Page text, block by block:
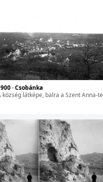
1900 · Csobánka
a község látképe, balra a Szent Anna-templom, jobbra a szerb ortodox templom. A felvétel 1900 előtt készült.